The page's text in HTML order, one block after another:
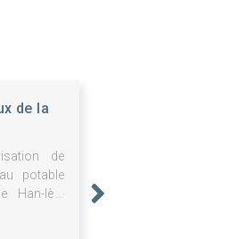
de la
de
potable
Han-lès-